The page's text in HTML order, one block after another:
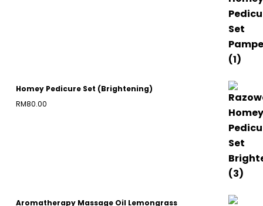
Homey Pedicure Set (Brightening)
RM80.00
Aromatherapy Massage Oil Lemongrass